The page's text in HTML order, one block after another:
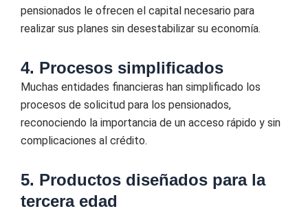
pensionados le ofrecen el capital necesario para
realizar sus planes sin desestabilizar su economía.
4. Procesos simplificados
Muchas entidades financieras han simplificado los
procesos de solicitud para los pensionados,
reconociendo la importancia de un acceso rápido y sin
complicaciones al crédito.
5. Productos diseñados para la
tercera edad